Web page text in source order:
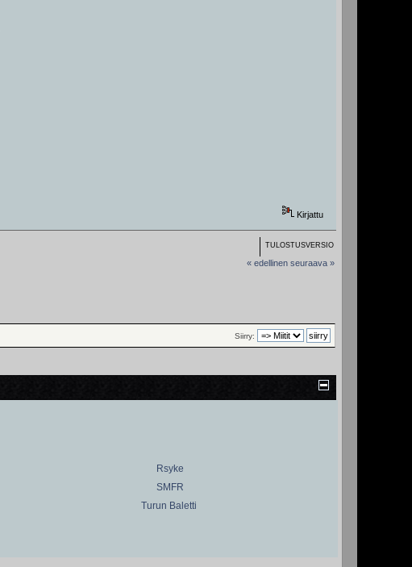
Kirjattu
TULOSTUSVERSIO
« edellinen seuraava »
Siirry:
Rsyke
SMFR
Turun Baletti